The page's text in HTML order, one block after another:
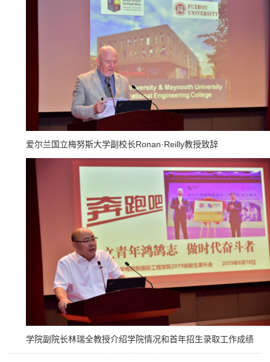
爱尔兰国立梅努斯大学副校长Ronan·Reilly教授致辞
学院副院长林瑞全教授介绍学院情况和首年招生录取工作成绩